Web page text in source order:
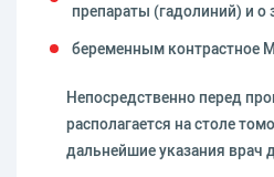
препараты (гадолиний) и о
беременным контрастное
Непосредственно перед
располагается на столе
дальнейшие указания врач